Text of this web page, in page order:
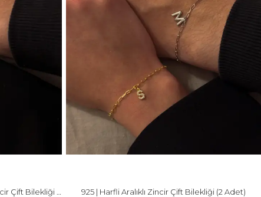
925 | Harfli Aralıklı Zincir Çift Bilekliği (2 Adet)